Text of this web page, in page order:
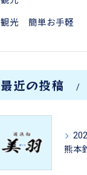
観光 簡単お手軽
最近の投稿